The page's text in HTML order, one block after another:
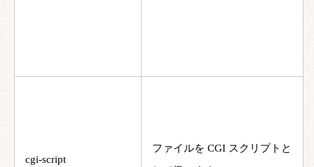
cgi-script
ファイルを CGI スクリプトと